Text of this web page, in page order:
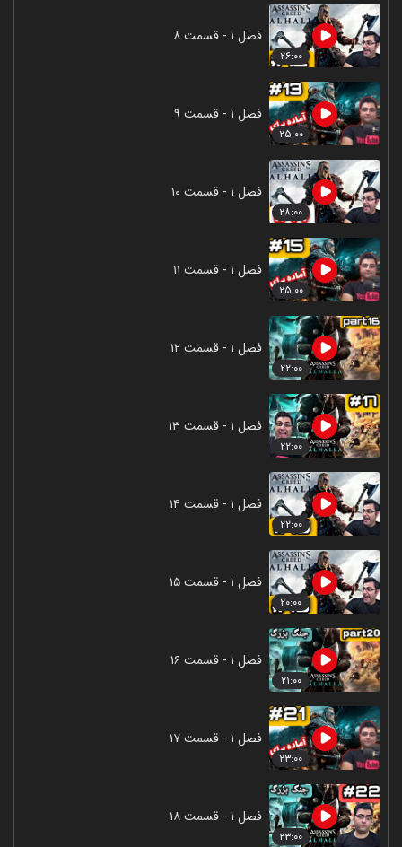
۲۶:۰۰
فصل ۱ - قسمت ۸
۲۵:۰۰
فصل ۱ - قسمت ۹
۲۸:۰۰
فصل ۱ - قسمت ۱۰
۲۵:۰۰
فصل ۱ - قسمت ۱۱
۲۲:۰۰
فصل ۱ - قسمت ۱۲
۲۲:۰۰
فصل ۱ - قسمت ۱۳
۲۲:۰۰
فصل ۱ - قسمت ۱۴
۲۰:۰۰
فصل ۱ - قسمت ۱۵
۲۱:۰۰
فصل ۱ - قسمت ۱۶
۲۳:۰۰
فصل ۱ - قسمت ۱۷
۲۳:۰۰
فصل ۱ - قسمت ۱۸